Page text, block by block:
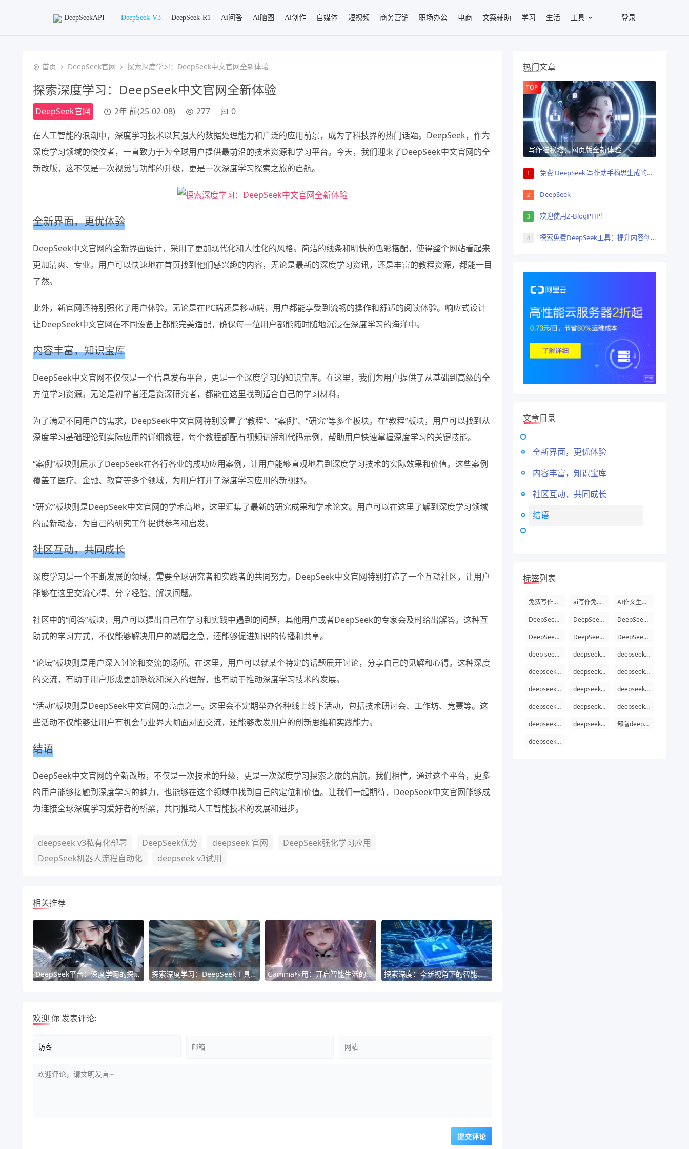
DeepSeekAPI DeepSeek-V3 DeepSeek-R1 Ai问答 Ai脑图 Ai创作 自媒体 短视频 商务营销 职场办公 电商 文案辅助 学习 生活 工具 登录
首页 DeepSeek官网 探索深度学习：DeepSeek中文官网全新体验
探索深度学习：DeepSeek中文官网全新体验
DeepSeek官网 2年 前(25-02-08) 277 0
在人工智能的浪潮中，深度学习技术以其强大的数据处理能力和广泛的应用前景，成为了科技界的热门话题。DeepSeek，作为
深度学习领域的佼佼者，一直致力于为全球用户提供最前沿的技术资源和学习平台。今天，我们迎来了DeepSeek中文官网的全
新改版，这不仅是一次视觉与功能的升级，更是一次深度学习探索之旅的启航。
全新界面，更优体验
DeepSeek中文官网的全新界面设计，采用了更加现代化和人性化的风格。简洁的线条和明快的色彩搭配，使得整个网站看起来
更加清爽、专业。用户可以快速地在首页找到他们感兴趣的内容，无论是最新的深度学习资讯，还是丰富的教程资源，都能一目
了然。
此外，新官网还特别强化了用户体验。无论是在PC端还是移动端，用户都能享受到流畅的操作和舒适的阅读体验。响应式设计
让DeepSeek中文官网在不同设备上都能完美适配，确保每一位用户都能随时随地沉浸在深度学习的海洋中。
内容丰富，知识宝库
DeepSeek中文官网不仅仅是一个信息发布平台，更是一个深度学习的知识宝库。在这里，我们为用户提供了从基础到高级的全
方位学习资源。无论是初学者还是资深研究者，都能在这里找到适合自己的学习材料。
为了满足不同用户的需求，DeepSeek中文官网特别设置了“教程”、“案例”、“研究”等多个板块。在“教程”板块，用户可以找到从
深度学习基础理论到实际应用的详细教程，每个教程都配有视频讲解和代码示例，帮助用户快速掌握深度学习的关键技能。
“案例”板块则展示了DeepSeek在各行各业的成功应用案例，让用户能够直观地看到深度学习技术的实际效果和价值。这些案例
覆盖了医疗、金融、教育等多个领域，为用户打开了深度学习应用的新视野。
“研究”板块则是DeepSeek中文官网的学术高地，这里汇集了最新的研究成果和学术论文。用户可以在这里了解到深度学习领域
的最新动态，为自己的研究工作提供参考和启发。
社区互动，共同成长
深度学习是一个不断发展的领域，需要全球研究者和实践者的共同努力。DeepSeek中文官网特别打造了一个互动社区，让用户
能够在这里交流心得、分享经验、解决问题。
社区中的“问答”板块，用户可以提出自己在学习和实践中遇到的问题，其他用户或者DeepSeek的专家会及时给出解答。这种互
助式的学习方式，不仅能够解决用户的燃眉之急，还能够促进知识的传播和共享。
“论坛”板块则是用户深入讨论和交流的场所。在这里，用户可以就某个特定的话题展开讨论，分享自己的见解和心得。这种深度
的交流，有助于用户形成更加系统和深入的理解，也有助于推动深度学习技术的发展。
“活动”板块则是DeepSeek中文官网的亮点之一。这里会不定期举办各种线上线下活动，包括技术研讨会、工作坊、竞赛等。这
些活动不仅能够让用户有机会与业界大咖面对面交流，还能够激发用户的创新思维和实践能力。
结语
DeepSeek中文官网的全新改版，不仅是一次技术的升级，更是一次深度学习探索之旅的启航。我们相信，通过这个平台，更多
的用户能够接触到深度学习的魅力，也能够在这个领域中找到自己的定位和价值。让我们一起期待，DeepSeek中文官网能够成
为连接全球深度学习爱好者的桥梁，共同推动人工智能技术的发展和进步。
deepseek v3私有化部署 DeepSeek优势 deepseek 官网
DeepSeek强化学习应用
DeepSeek机器人流程自动化
deepseek v3试用
相关推荐
DeepSeek平台：深度学习的探索之旅 探索深度学习：DeepSeek工具的高效应用指南 Gamma应用：开启智能生活的新篇章 探索深度：全新视角下的智能搜索体验
欢迎 你发表评论:
热门文章
TOP
写作猫秘塔：网页版全新体验
1 免费 DeepSeek 写作助手构思生成的文章
2 DeepSeek
3 欢迎使用Z-BlogPHP！
4 探索免费DeepSeek工具：提升内容创作效率
文章目录
全新界面，更优体验
内容丰富，知识宝库
社区互动，共同成长
结语
标签列表
免费写作文的ai ai写作免费不用登录
AI作文生成器
DeepSeek官网
DeepSeek优势
DeepSeek客服
DeepSeekAI金融风控
DeepSeek法律文书智能生成
DeepSeek精准营销AI
deep seek 官网
deepseek中文官网
deepseek官网入口网页版
deepseek r1技术报告
deepseek r1 preview
deepseek v3官网
deepseek v3技术原理
deepseek v3试用
deepseek api 文档
deepseek 官网
deepseek 下载
deepseek api接口地址
deepseek v3 网址
deepseek官网入口
部署deepseek v3
deepseek r1试用